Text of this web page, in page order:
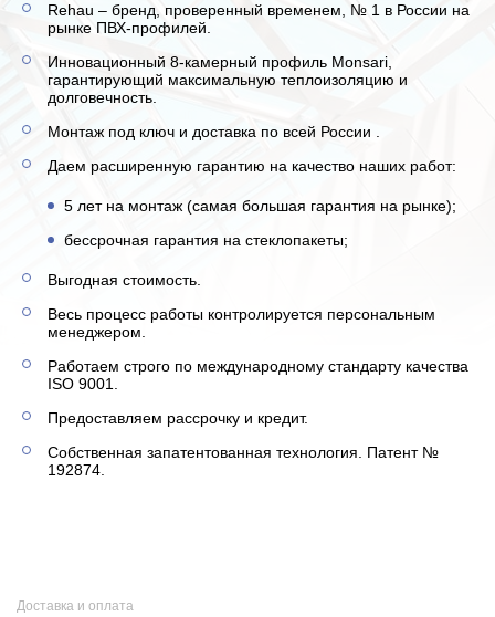
Rehau – бренд, проверенный временем, № 1 в России на
рынке ПВХ-профилей.
Инновационный 8-камерный профиль Monsari,
гарантирующий максимальную теплоизоляцию и
долговечность.
Монтаж под ключ и доставка по всей России .
Даем расширенную гарантию на качество наших работ:
5 лет на монтаж (самая большая гарантия на рынке);
бессрочная гарантия на стеклопакеты;
Выгодная стоимость.
Весь процесс работы контролируется персональным
менеджером.
Работаем строго по международному стандарту качества
ISO 9001.
Предоставляем рассрочку и кредит.
Собственная запатентованная технология. Патент №
192874.
Доставка и оплата